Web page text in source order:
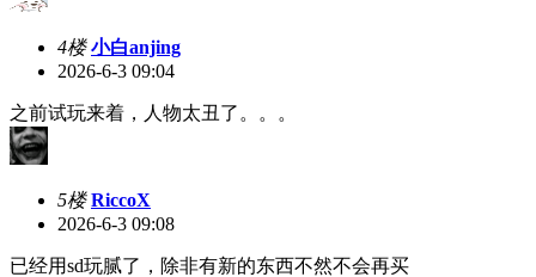
4楼 小白anjing
2026-6-3 09:04
之前试玩来着，人物太丑了。。。
5楼 RiccoX
2026-6-3 09:08
已经用sd玩腻了，除非有新的东西不然不会再买